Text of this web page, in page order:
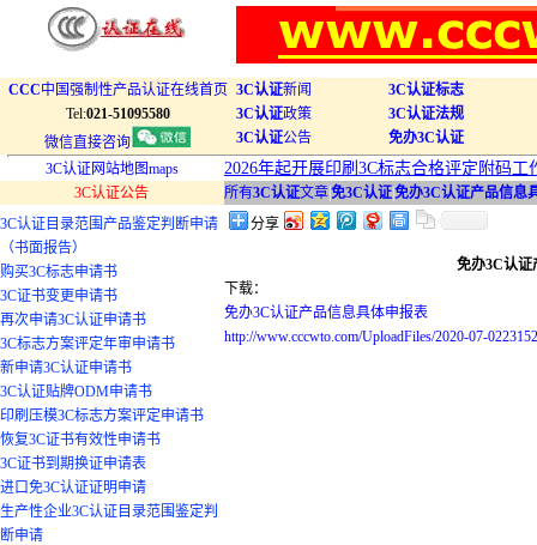
CCC中国强制性产品认证在线首页
Tel:021-51095580
微信直接咨询
3C认证新闻
3C认证政策
3C认证公告
3C认证标志
3C认证法规
免办3C认证
3C认证网站地图maps
3C认证公告
3C认证目录范围产品鉴定判断申请
（书面报告）
购买3C标志申请书
3C证书变更申请书
再次申请3C认证申请书
3C标志方案评定年审申请书
新申请3C认证申请书
3C认证贴牌ODM申请书
印刷压模3C标志方案评定申请书
恢复3C证书有效性申请书
3C证书到期换证申请表
进口免3C认证证明申请
生产性企业3C认证目录范围鉴定判
断申请
2026年起开展印刷3C标志合格评定附码工
所有3C认证文章|免3C认证|免办3C认证产品信息
分享
免办3C认证
下载：
免办3C认证产品信息具体申报表
http://www.cccwto.com/UploadFiles/2020-07-